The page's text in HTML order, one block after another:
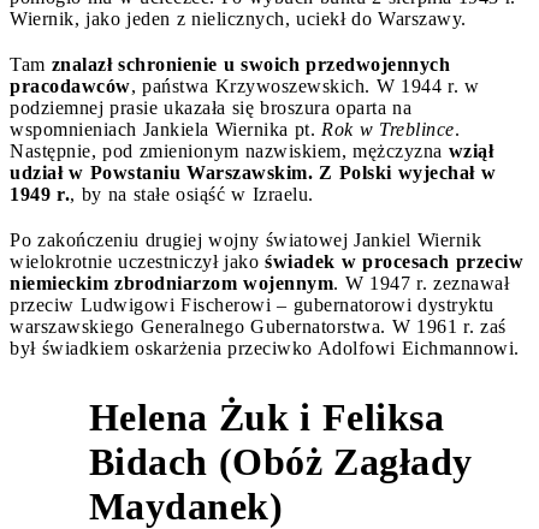
Wiernik, jako jeden z nielicznych, uciekł do Warszawy.
Tam znalazł schronienie u swoich przedwojennych
pracodawców, państwa Krzywoszewskich. W 1944 r. w
podziemnej prasie ukazała się broszura oparta na
wspomnieniach Jankiela Wiernika pt. Rok w Treblince.
Następnie, pod zmienionym nazwiskiem, mężczyzna wziął
udział w Powstaniu Warszawskim. Z Polski wyjechał w
1949 r., by na stałe osiąść w Izraelu.
Po zakończeniu drugiej wojny światowej Jankiel Wiernik
wielokrotnie uczestniczył jako świadek w procesach przeciw
niemieckim zbrodniarzom wojennym. W 1947 r. zeznawał
przeciw Ludwigowi Fischerowi – gubernatorowi dystryktu
warszawskiego Generalnego Gubernatorstwa. W 1961 r. zaś
był świadkiem oskarżenia przeciwko Adolfowi Eichmannowi.
Helena Żuk i Feliksa
Bidach (Obóż Zagłady
Maydanek)